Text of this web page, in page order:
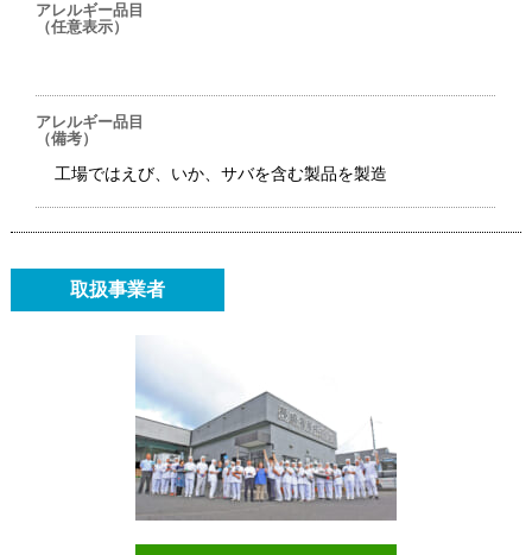
アレルギー品目
（任意表示）
アレルギー品目
（備考）
工場ではえび、いか、サバを含む製品を製造
取扱事業者